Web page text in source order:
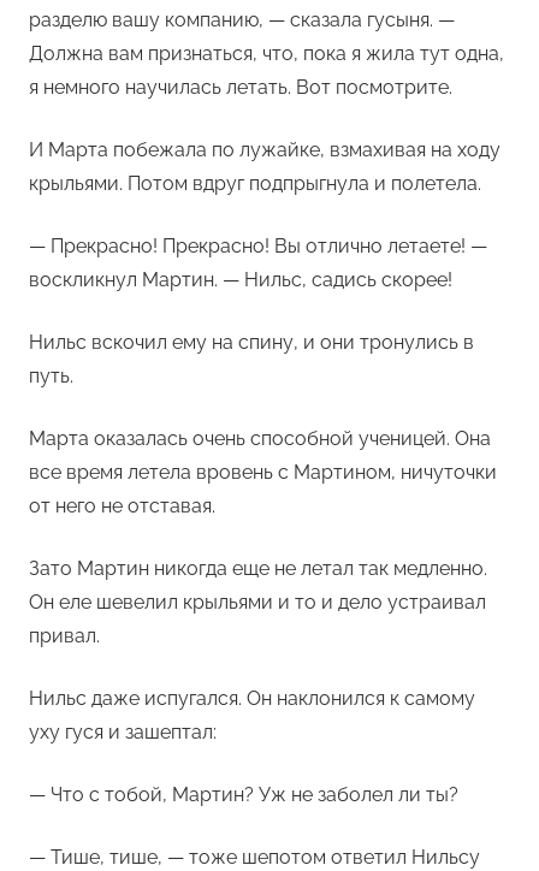
разделю вашу компанию, — сказала гусыня. —
Должна вам признаться, что, пока я жила тут одна,
я немного научилась летать. Вот посмотрите.
И Марта побежала по лужайке, взмахивая на ходу
крыльями. Потом вдруг подпрыгнула и полетела.
— Прекрасно! Прекрасно! Вы отлично летаете! —
воскликнул Мартин. — Нильс, садись скорее!
Нильс вскочил ему на спину, и они тронулись в
путь.
Марта оказалась очень способной ученицей. Она
все время летела вровень с Мартином, ничуточки
от него не отставая.
Зато Мартин никогда еще не летал так медленно.
Он еле шевелил крыльями и то и дело устраивал
привал.
Нильс даже испугался. Он наклонился к самому
уху гуся и зашептал:
— Что с тобой, Мартин? Уж не заболел ли ты?
— Тише, тише, — тоже шепотом ответил Нильсу